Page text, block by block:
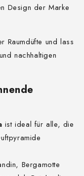
Design der Marke
Raumdüfte und lass
nachhaltigen
ist ideal für alle, die
Bergamotte